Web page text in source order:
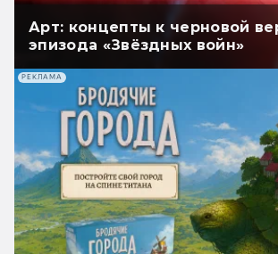
Арт: концепты к черновой
эпизода «Звёздных войн»
РЕКЛАМА